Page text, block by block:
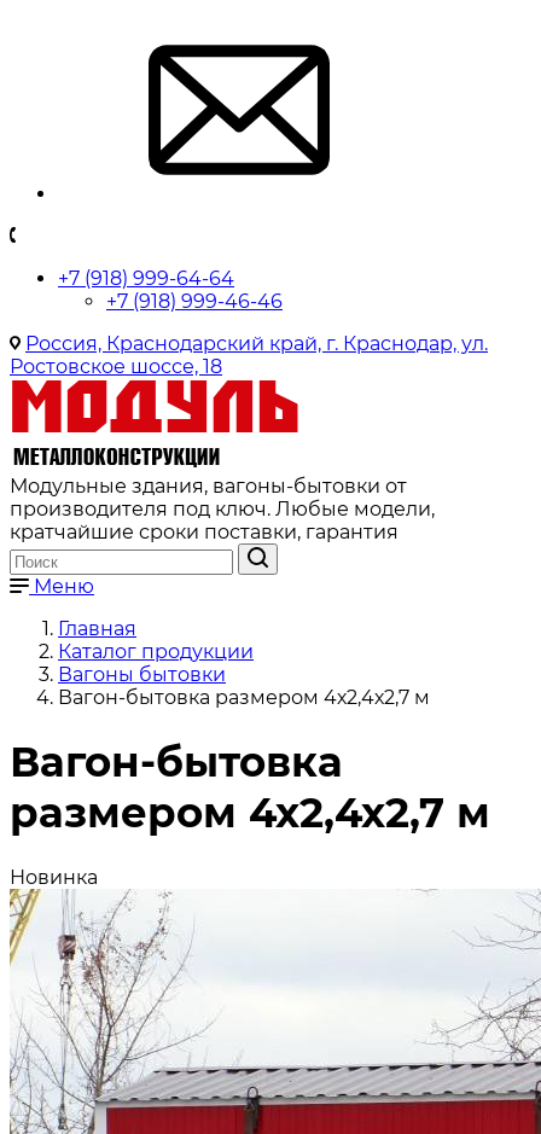
+7 (918) 999-64-64
+7 (918) 999-46-46
Россия, Краснодарский край, г. Краснодар, ул.
Ростовское шоссе, 18
Модульные здания, вагоны-бытовки от
производителя под ключ. Любые модели,
кратчайшие сроки поставки, гарантия
Меню
Главная
Каталог продукции
Вагоны бытовки
Вагон-бытовка размером 4х2,4х2,7 м
Вагон-бытовка
размером 4х2,4х2,7 м
Новинка